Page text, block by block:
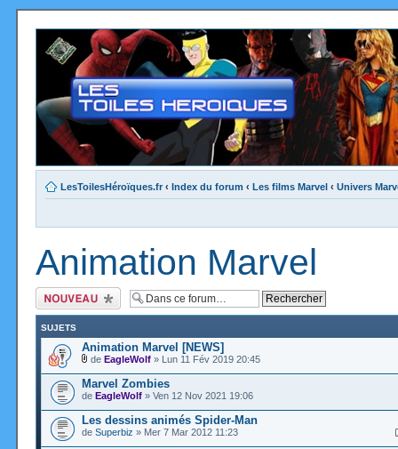
LesToilesHéroïques.fr ‹ Index du forum ‹ Les films Marvel ‹ Univers
Animation Marvel
Ecrire un nouveau
sujet
SUJETS
Animation Marvel [NEWS]
de EagleWolf » Lun 11 Fév 2019 20:45
Marvel Zombies
de EagleWolf » Ven 12 Nov 2021 19:06
Les dessins animés Spider-Man
de Superbiz » Mer 7 Mar 2012 11:23